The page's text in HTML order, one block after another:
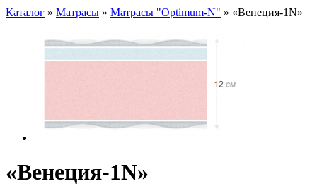
Каталог » Матрасы » Матрасы "Optimum-N" » «Венеция-1N»
«Венеция-1N»